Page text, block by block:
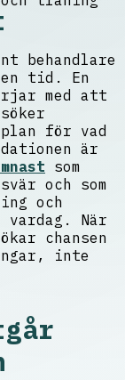
behandlare
tid. En
med att
för vad
är
som
och som
och
vardag. När
chansen
inte